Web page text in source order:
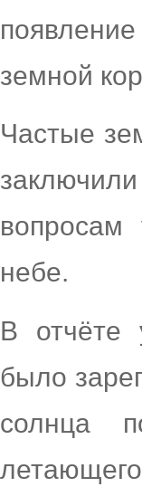
земной
Частые
вопросам
небе.
В отчёте
было
солнца